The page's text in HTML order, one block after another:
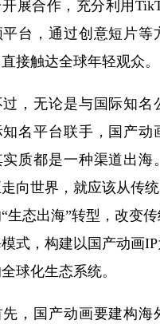
展合作，充分利用
台，通过创意短片等
接触达全球年轻观众。
无论是与国际知名
名平台联手，国产动
质都是一种渠道出海
向世界，就应该从传
生态出海”转型，改变
式，构建以国产动画
球化生态系统。
国产动画要建构海